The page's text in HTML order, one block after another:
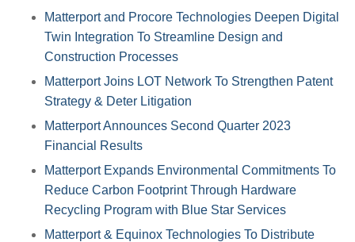
Matterport and Procore Technologies Deepen Digital
Twin Integration To Streamline Design and
Construction Processes
Matterport Joins LOT Network To Strengthen Patent
Strategy & Deter Litigation
Matterport Announces Second Quarter 2023
Financial Results
Matterport Expands Environmental Commitments To
Reduce Carbon Footprint Through Hardware
Recycling Program with Blue Star Services
Matterport & Equinox Technologies To Distribute